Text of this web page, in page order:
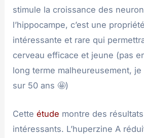
stimule la croissance des
l’hippocampe, c’est une
intéressante et rare qui
cerveau efficace et jeune (pas
long terme malheureusement, je
sur 50 ans 🤩)
Cetteétude montre des
intéressants. L’huperzine A